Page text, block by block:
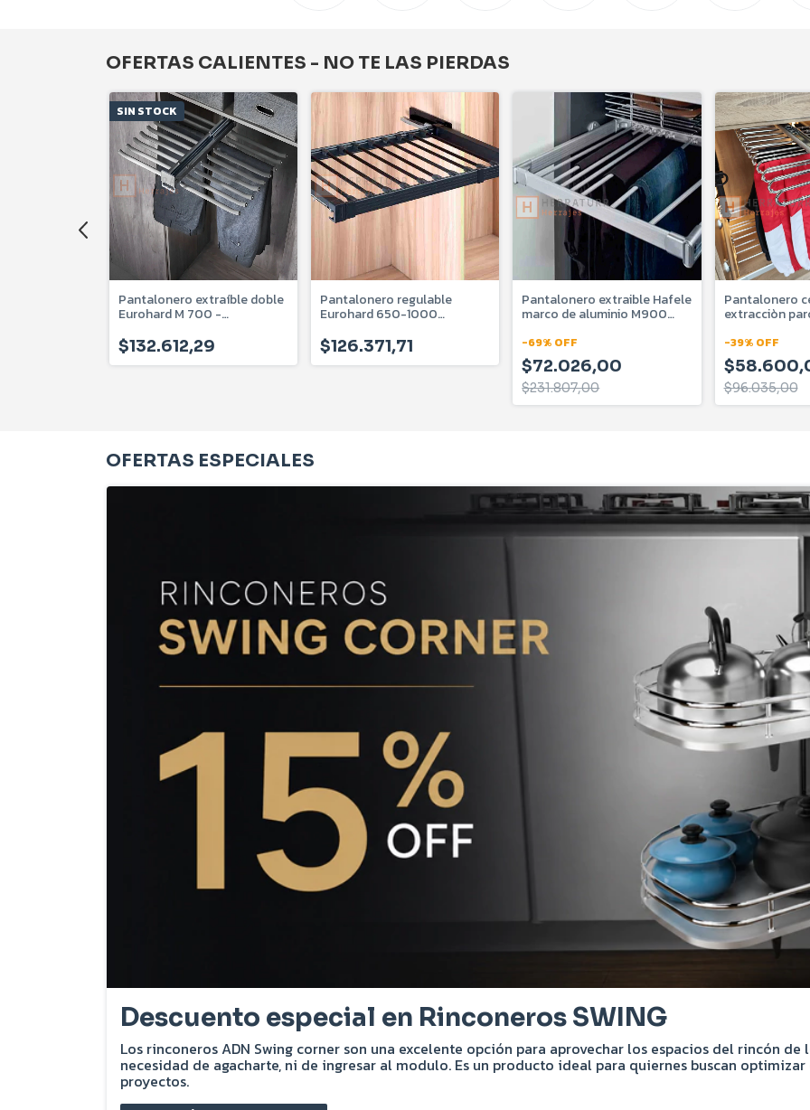
OFERTAS CALIENTES - NO TE LAS PIERDAS
SIN STOCK
Pantalonero extraíble doble
Eurohard M 700 -
$132.612,29
Pantalonero regulable
Eurohard 650-1000
$126.371,71
Pantalonero extraible Hafele
marco de aluminio M900
-69% OFF
$72.026,00
$231.807,00
Pantalonero
extracciòn
-39% OFF
$96.035,00
OFERTAS ESPECIALES
Descuento especial en Rinconeros SWING
Los rinconeros ADN Swing corner son una excelente opción para aprovechar los espacios del rincón
necesidad de agacharte, ni de ingresar al modulo. Es un producto ideal para quiernes buscan
proyectos.